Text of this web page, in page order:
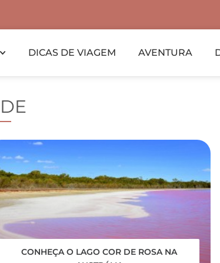
DICAS DE VIAGEM AVENTURA
CONHEÇA O LAGO COR DE ROSA NA